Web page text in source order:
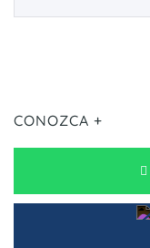
CONOZCA +